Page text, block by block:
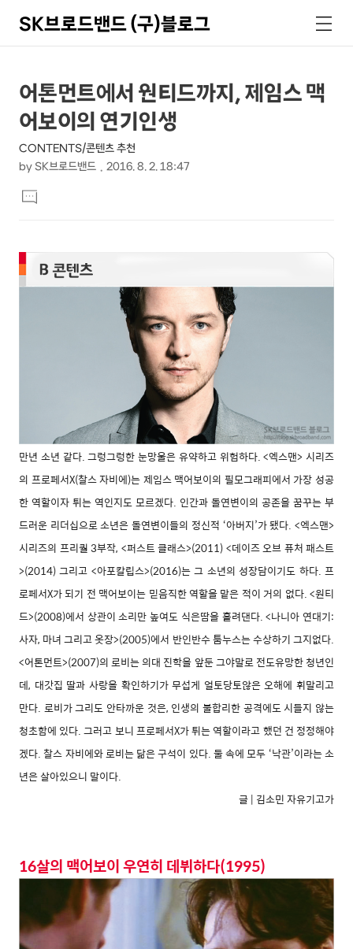
SK브로드밴드 (구)블로그
색
메
뉴
상
세
컨
텐
츠
본
문
제
목
어톤먼트에서 원티드까지, 제임스 맥
어보이의 연기인생
CONTENTS/콘텐츠 추천
by SK브로드밴드 2016. 8. 2. 18:47
문
댓
글
만년 소년 같다. 그렁그렁한 눈망울은 유약하고 위험하다. <엑스맨> 시리즈
의 프로페서X(찰스 자비에)는 제임스 맥어보이의 필모그래피에서 가장 성공
한 역할이자 튀는 역인지도 모르겠다. 인간과 돌연변이의 공존을 꿈꾸는 부
드러운 리더십으로 소년은 돌연변이들의 정신적 ‘아버지’가 됐다. <엑스맨>
시리즈의 프리퀄 3부작, <퍼스트 클래스>(2011) <데이즈 오브 퓨처 패스트
>(2014) 그리고 <아포칼립스>(2016)는 그 소년의 성장담이기도 하다. 프
로페서X가 되기 전 맥어보이는 믿음직한 역할을 맡은 적이 거의 없다. <원티
드>(2008)에서 상관이 소리만 높여도 식은땀을 흘려댄다. <나니아 연대기:
사자, 마녀 그리고 옷장>(2005)에서 반인반수 툼누스는 수상하기 그지없다.
<어톤먼트>(2007)의 로비는 의대 진학을 앞둔 그야말로 전도유망한 청년인
데, 대갓집 딸과 사랑을 확인하기가 무섭게 얼토당토않은 오해에 휘말리고
만다. 로비가 그리도 안타까운 것은, 인생의 불합리한 공격에도 시들지 않는
청초함에 있다. 그러고 보니 프로페서X가 튀는 역할이라고 했던 건 정정해야
겠다. 찰스 자비에와 로비는 닮은 구석이 있다. 둘 속에 모두 ‘낙관’이라는 소
년은 살아있으니 말이다.
글 | 김소민 자유기고가
16살의 맥어보이 우연히 데뷔하다(1995)